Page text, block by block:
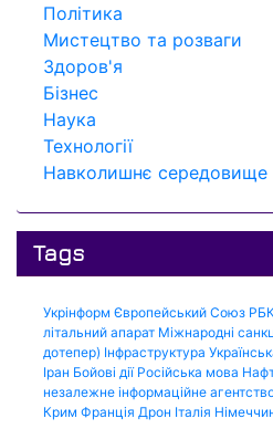
Політика
Мистецтво та розваги
Здоров'я
Бізнес
Наука
Технології
Навколишнє середовище
Tags
Укрінформ Європейський Союз
літальний апарат Міжнародні
дотепер) Інфраструктура
Іран Бойові дії Російська мова
незалежне інформаційне
Крим Франція Дрон Італія